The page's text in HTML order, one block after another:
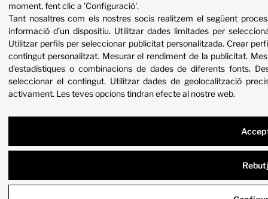
moment, fent clic a 'Configuració'.
Tant nosaltres com els nostres socis realitzem el següent
informació d’un dispositiu. Utilitzar dades limitades per
Utilitzar perfils per seleccionar publicitat personalitzada. Crear
contingut personalitzat. Mesurar el rendiment de la publicitat.
d’estadístiques o combinacions de dades de diferents fonts.
seleccionar el contingut. Utilitzar dades de geolocalització
activament. Les teves opcions tindran efecte al nostre web.